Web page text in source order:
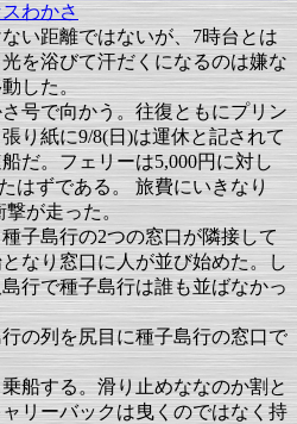
わかさ
い距離ではないが、7時台とは
を浴びて汗だくになるのは嫌な
した。
号で向かう。往復ともにプリン
り紙に9/8(日)は運休と記されて
だ。フェリーは5,000円に対し
はずである。 旅費にいきなり
撃が走った。
子島行の2つの窓口が隣接して
なり窓口に人が並び始めた。し
行で種子島行は誰も並ばなかっ
の列を尻目に種子島行の窓口で
船する。滑り止めななのか割と
リーバックは曳くのではなく持